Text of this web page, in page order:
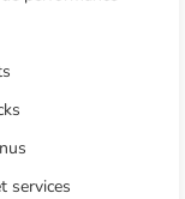
services